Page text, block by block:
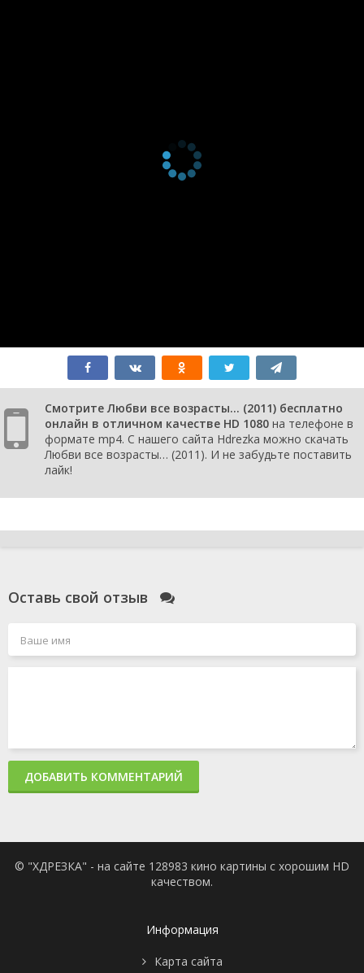
Смотрите Любви все возрасты… (2011) бесплатно
онлайн в отличном качестве HD 1080 на телефоне в
формате mp4. С нашего сайта Hdrezka можно скачать
Любви все возрасты… (2011). И не забудьте поставить
лайк!
Оставь свой отзыв
ДОБАВИТЬ КОММЕНТАРИЙ
© "ХДРЕЗКА" - на сайте 128983 кино картины с хорошим HD
качеством.
Информация
Карта сайта